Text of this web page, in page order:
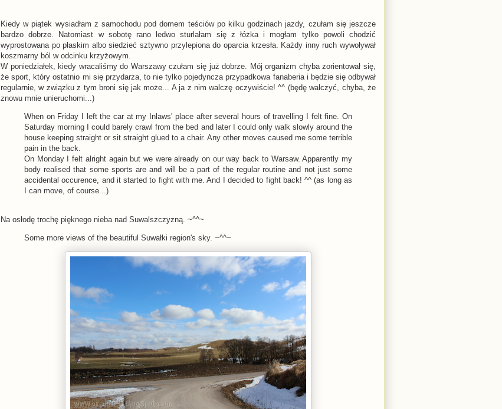
Kiedy w piątek wysiadłam z samochodu pod domem teściów po kilku godzinach jazdy, czułam się jeszcze
bardzo dobrze. Natomiast w sobotę rano ledwo sturlałam się z łóżka i mogłam tylko powoli chodzić
wyprostowana po płaskim albo siedzieć sztywno przylepiona do oparcia krzesła. Każdy inny ruch wywoływał
koszmarny ból w odcinku krzyżowym.
W poniedziałek, kiedy wracaliśmy do Warszawy czułam się już dobrze. Mój organizm chyba zorientował się,
że sport, który ostatnio mi się przydarza, to nie tylko pojedyncza przypadkowa fanaberia i będzie się odbywał
regularnie, w związku z tym broni się jak może... A ja z nim walczę oczywiście! ^^ (będę walczyć, chyba, że
znowu mnie unieruchomi...)
When on Friday I left the car at my Inlaws' place after several hours of travelling I felt fine. On
Saturday morning I could barely crawl from the bed and later I could only walk slowly around the
house keeping straight or sit straight glued to a chair. Any other moves caused me some terrible
pain in the back.
On Monday I felt alright again but we were already on our way back to Warsaw. Apparently my
body realised that some sports are and will be a part of the regular routine and not just some
accidental occurence, and it started to fight with me. And I decided to fight back! ^^ (as long as
I can move, of course...)
Na osłodę trochę pięknego nieba nad Suwalszczyzną. ~^^~
Some more views of the beautiful Suwałki region's sky. ~^^~